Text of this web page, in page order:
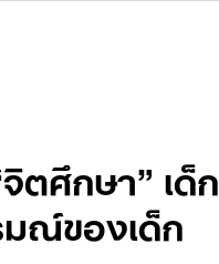
ศึกษา” เด็
ณ์ของเด็ก